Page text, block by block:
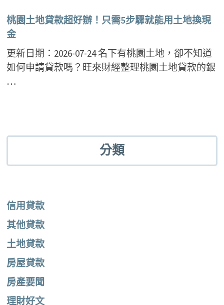
桃園土地貸款超好辦！只需5步驟就能用土地換現
金
更新日期：2026-07-24 名下有桃園土地，卻不知道
如何申請貸款嗎？旺來財經整理桃園土地貸款的銀
…
分類
信用貸款
其他貸款
土地貸款
房屋貸款
房產要聞
理財好文